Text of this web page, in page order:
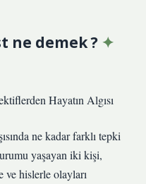
ne demek ?
Hayatın Algısı
ne kadar farklı tepki
yaşayan iki kişi,
ve hislerle olayları